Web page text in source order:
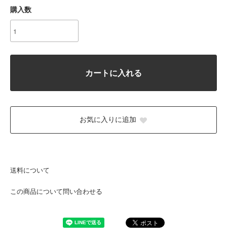
購入数
カートに入れる
お気に入りに追加
送料について
この商品について問い合わせる